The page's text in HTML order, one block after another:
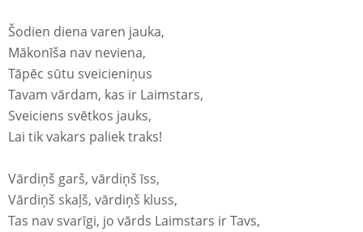
Šodien diena varen jauka,
Mākonīša nav neviena,
Tāpēc sūtu sveicieniņus
Tavam vārdam, kas ir Laimstars,
Sveiciens svētkos jauks,
Lai tik vakars paliek traks!
Vārdiņš garš, vārdiņš īss,
Vārdiņš skaļš, vārdiņš kluss,
Tas nav svarīgi, jo vārds Laimstars ir Tavs,